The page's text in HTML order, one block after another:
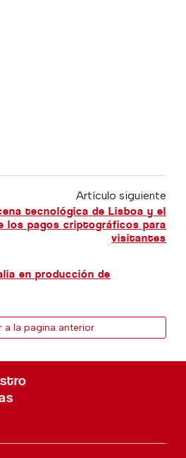
Artículo siguiente
tecnológica de Lisboa y el
los pagos criptográficos para
visitantes
en producción de
a la pagina anterior